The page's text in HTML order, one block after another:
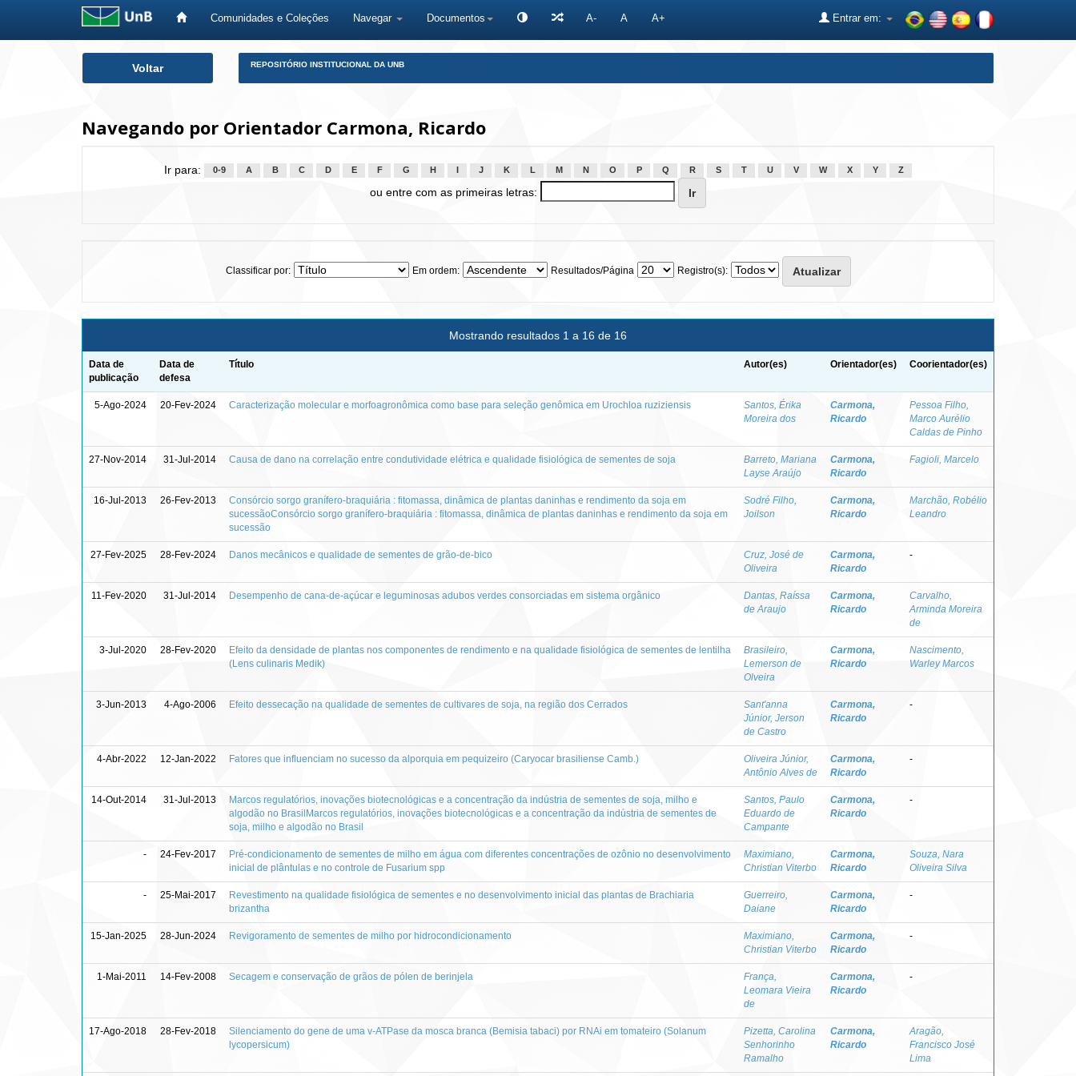
Comunidades e Coleções Navegar Documentos A- A A+ Entrar em:
Voltar REPOSITÓRIO INSTITUCIONAL DA UNB
Navegando por Orientador Carmona, Ricardo
Ir para: 0-9 A B C D E F G H J K L M N O P Q R S T U V W X Y Z
ou entre com as primeiras letras:
Classificar por: Em ordem: Resultados/Página Registro(s):
Mostrando resultados 1 a 16 de 16
Data de
publicação
Data de
defesa
Título Autor(es) Orientador(es) Coorientador(es)
5-Ago-2024 20-Fev-2024 Caracterização molecular e morfoagronômica como base para seleção genômica em Urochloa ruziziensis
Santos, Érika
Moreira dos
Carmona,
Ricardo
Pessoa Filho,
Marco Aurélio
Caldas de Pinho
27-Nov-2014 31-Jul-2014 Causa de dano na correlação entre condutividade elétrica e qualidade fisiológica de sementes de soja
Barreto, Mariana
Layse Araújo
Carmona,
Ricardo
Fagioli, Marcelo
16-Jul-2013 26-Fev-2013
Consórcio sorgo granífero-braquiária : fitomassa, dinâmica de plantas daninhas e rendimento da soja em
sucessãoConsórcio sorgo granífero-braquiária : fitomassa, dinâmica de plantas daninhas e rendimento da soja em
sucessão
Sodré Filho,
Joilson
Carmona,
Ricardo
Marchão, Robélio
Leandro
27-Fev-2025 28-Fev-2024 Danos mecânicos e qualidade de sementes de grão-de-bico
Cruz, José de
Oliveira
Carmona,
Ricardo
-
11-Fev-2020 31-Jul-2014 Desempenho de cana-de-açúcar e leguminosas adubos verdes consorciadas em sistema orgânico
Dantas, Raíssa
de Araujo
Carmona,
Ricardo
Carvalho,
Arminda Moreira
de
3-Jul-2020 28-Fev-2020
Efeito da densidade de plantas nos componentes de rendimento e na qualidade fisiológica de sementes de lentilha
(Lens culinaris Medik)
Brasileiro,
Lemerson de
Olveira
Carmona,
Ricardo
Nascimento,
Warley Marcos
3-Jun-2013 4-Ago-2006 Efeito dessecação na qualidade de sementes de cultivares de soja, na região dos Cerrados
Sant'anna
Júnior, Jerson
de Castro
Carmona,
Ricardo
-
4-Abr-2022 12-Jan-2022 Fatores que influenciam no sucesso da alporquia em pequizeiro (Caryocar brasiliense Camb.)
Oliveira Júnior,
Antônio Alves de
Carmona,
Ricardo
-
14-Out-2014 31-Jul-2013
Marcos regulatórios, inovações biotecnológicas e a concentração da indústria de sementes de soja, milho e
algodão no BrasilMarcos regulatórios, inovações biotecnológicas e a concentração da indústria de sementes de
soja, milho e algodão no Brasil
Santos, Paulo
Eduardo de
Campante
Carmona,
Ricardo
-
- 24-Fev-2017
Pré-condicionamento de sementes de milho em água com diferentes concentrações de ozônio no desenvolvimento
inicial de plântulas e no controle de Fusarium spp
Maximiano,
Christian Viterbo
Carmona,
Ricardo
Souza, Nara
Oliveira Silva
- 25-Mai-2017
Revestimento na qualidade fisiológica de sementes e no desenvolvimento inicial das plantas de Brachiaria
brizantha
Guerreiro,
Daiane
Carmona,
Ricardo
-
15-Jan-2025 28-Jun-2024 Revigoramento de sementes de milho por hidrocondicionamento
Maximiano,
Christian Viterbo
Carmona,
Ricardo
-
1-Mai-2011 14-Fev-2008 Secagem e conservação de grãos de pólen de berinjela
França,
Leomara Vieira
de
Carmona,
Ricardo
-
17-Ago-2018 28-Fev-2018
Silenciamento do gene de uma v-ATPase da mosca branca (Bemisia tabaci) por RNAi em tomateiro (Solanum
lycopersicum)
Pizetta, Carolina
Senhorinho
Ramalho
Carmona,
Ricardo
Aragão,
Francisco José
Lima